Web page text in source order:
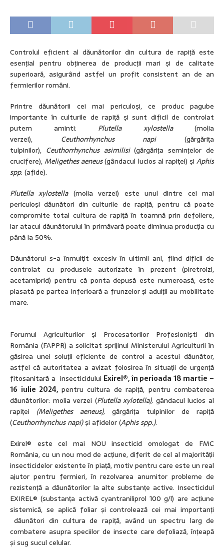
Controlul eficient al dăunătorilor din cultura de rapiță este
esențial pentru obținerea de producții mari și de calitate
superioară, asigurând astfel un profit consistent an de an
fermierilor români.
Printre dăunătorii cei mai periculoși, ce produc pagube
importante în culturile de rapiță și sunt dificil de controlat
putem aminti: Plutella xylostella (molia
verzei), Ceuthorrhynchus napi(gărgărița
tulpinilor), Ceuthorrhynchus asimilisi(gărgărița semințelor de
crucifere),Meligethes aeneus(gândacul lucios al rapiţei) și Aphis
spp. (afide).
Plutella xylostella(molia verzei) este unul dintre cei mai
periculoși dăunători din culturile de rapiță, pentru că poate
compromite total cultura de rapiţă în toamnă prin defoliere,
iar atacul dăunătorului în primăvară poate diminua producția cu
până la 50%.
Dăunătorul s-a înmulţit excesiv în ultimii ani, fiind dificil de
controlat cu produsele autorizate în prezent (piretroizi,
acetamiprid) pentru că ponta depusă este numeroasă, este
plasată pe partea inferioară a frunzelor şi adulții au mobilitate
mare.
Forumul Agriculturilor și Procesatorilor Profesioniști din
România (FAPPR) a solicitat sprijinul Ministerului Agriculturii în
găsirea unei soluții eficiente de control a acestui dăunător,
astfel că autoritatea a avizat folosirea în situații de urgență
fitosanitară a insecticidului Exirel®, în perioada 18 martie –
16 iulie 2024, pentru cultura de rapiță, pentru combaterea
dăunătorilor: molia verzei (Plutella xylotella), gândacul lucios al
rapiței (Meligethes aeneus), gărgărița tulpinilor de rapiță
(Ceuthorrhynchus napi)și afidelor (Aphis spp.).
Exirel® este cel mai NOU insecticid omologat de FMC
România, cu un nou mod de acțiune, diferit de cel al majorității
insecticidelor existente în piață, motiv pentru care este un real
ajutor pentru fermieri, în rezolvarea anumitor probleme de
rezistență a dăunătorilor la alte substanțe active. Insecticidul
EXIREL® (substanța activă cyantraniliprol 100 g/l) are acțiune
sistemică, se aplică foliar și controlează cei mai importanți
dăunători din cultura de rapiță, având un spectru larg de
combatere asupra speciilor de insecte care defoliază, înțeapă
și sug sucul celular.